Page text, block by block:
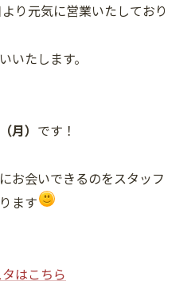
り元気に営業いたしており
いたします。
月） です！
お会いできるのをスタッフ
ます
はこちら